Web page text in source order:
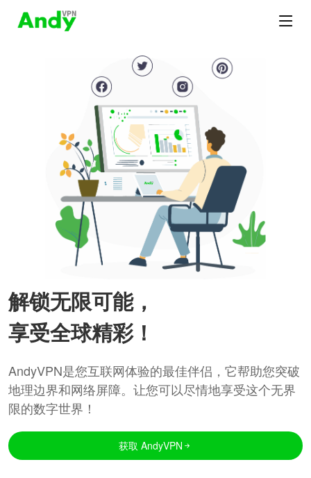
解锁无限可能，
享受全球精彩！
AndyVPN是您互联网体验的最佳伴侣，它帮助您突破
地理边界和网络屏障。让您可以尽情地享受这个无界
限的数字世界！
获取 AndyVPN